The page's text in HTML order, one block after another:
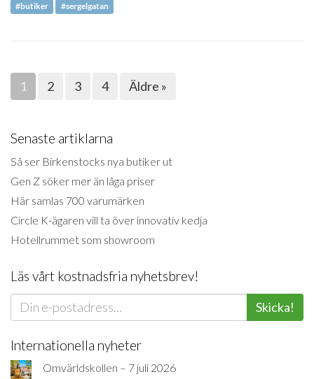
#butiker #sergelgatan
1 2 3 4 Äldre »
Senaste artiklarna
Så ser Birkenstocks nya butiker ut
Gen Z söker mer än låga priser
Här samlas 700 varumärken
Circle K-ägaren vill ta över innovativ kedja
Hotellrummet som showroom
Läs vårt kostnadsfria nyhetsbrev!
Skicka!
Internationella nyheter
Omvärldskollen – 7 juli 2026